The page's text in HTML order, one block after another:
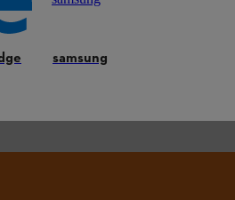
samsung